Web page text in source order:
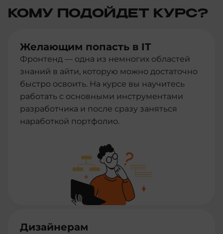
КОМУ ПОДОЙДЕТ КУРС?
Желающим попасть в IT
Фронтенд — одна из немногих областей
знаний в айти, которую можно достаточно
быстро освоить. На курсе вы научитесь
работать с основными инструментами
разработчика и после сразу заняться
наработкой портфолио.
Дизайнерам